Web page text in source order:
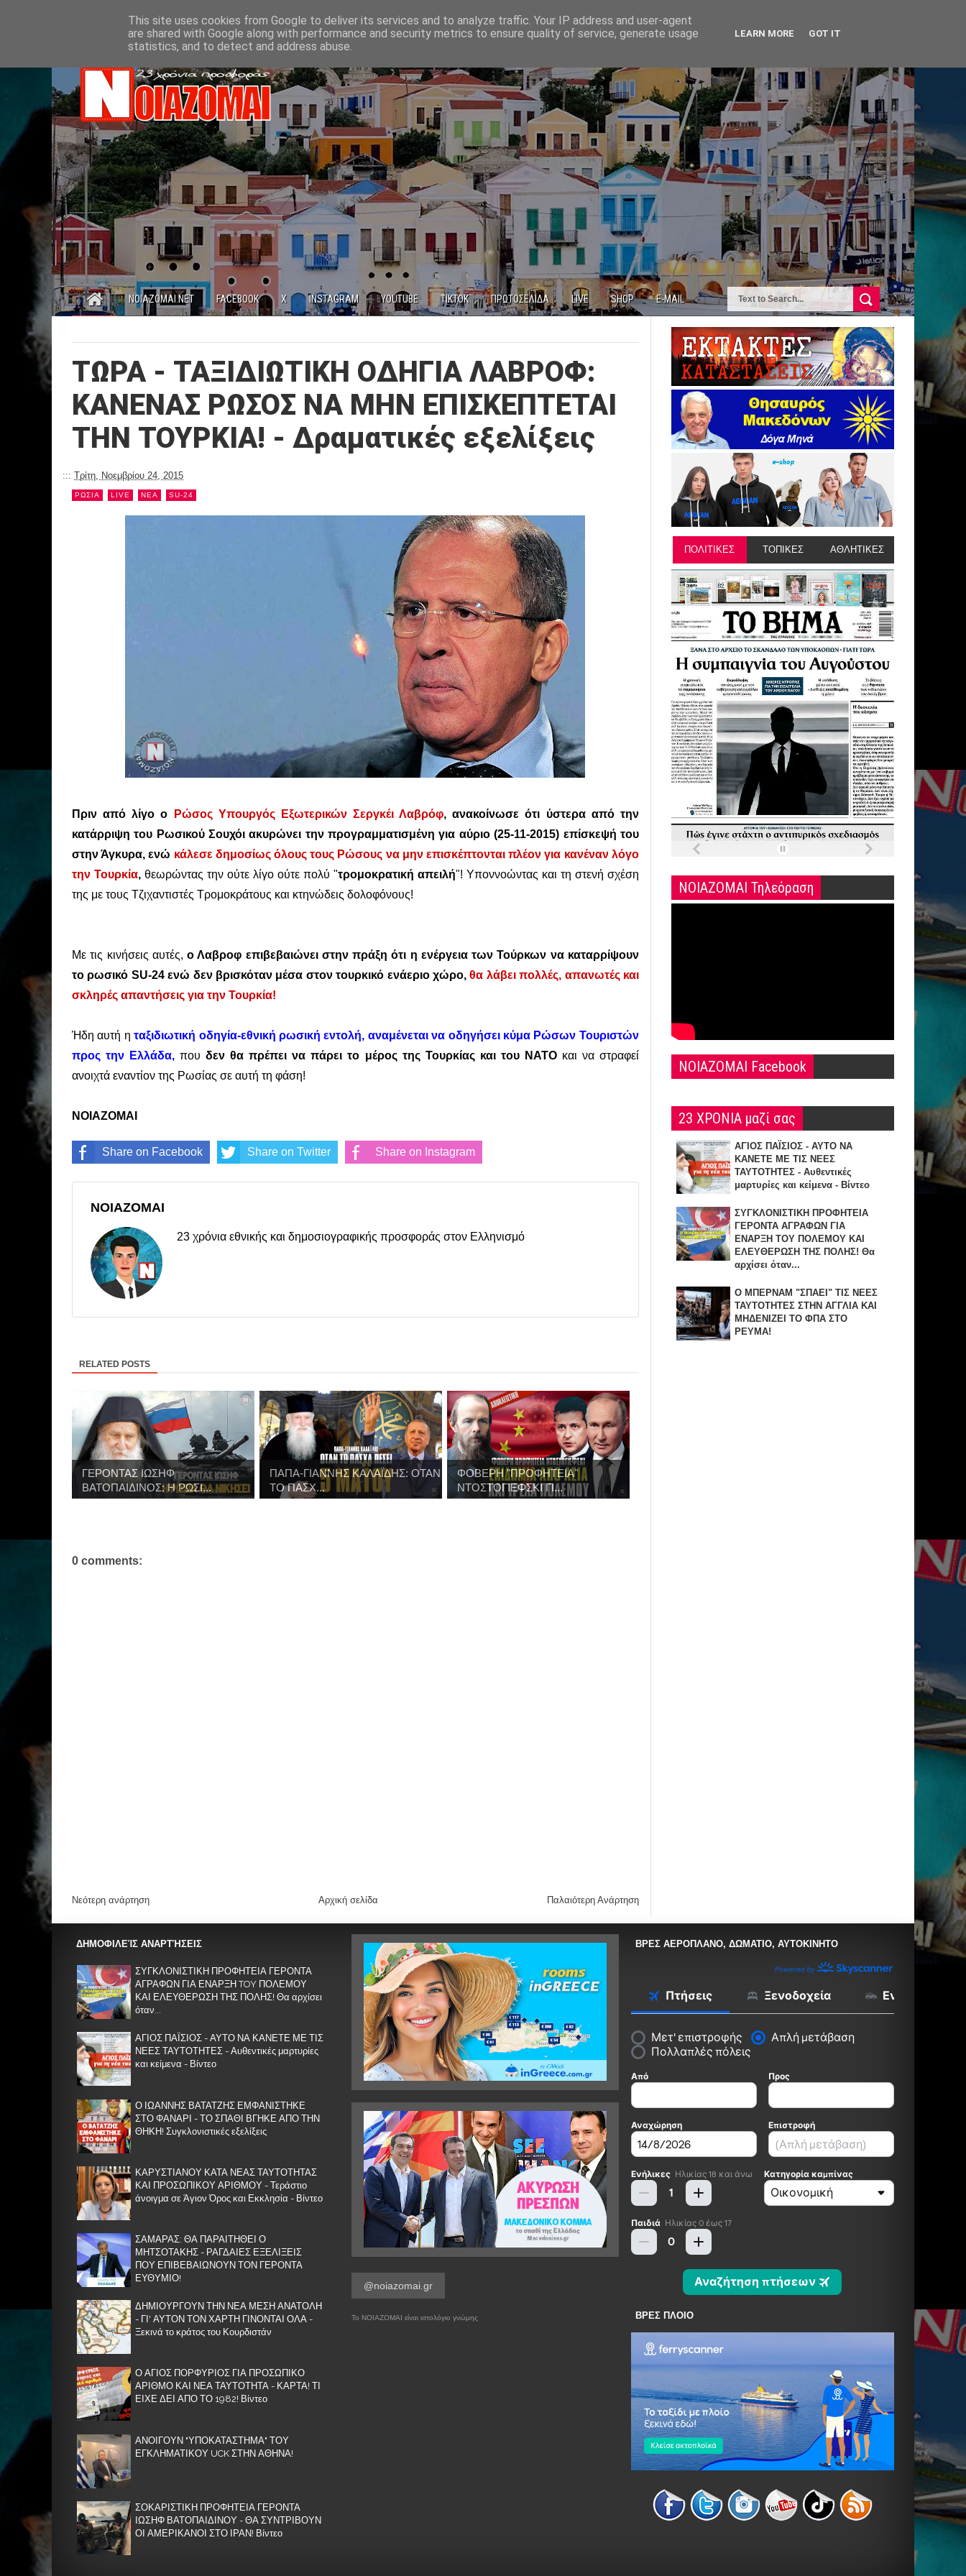
NOIAZOMAI.NET FACEBOOK X INSTAGRAM YOUTUBE TIKTOK ΠΡΩΤΟΣΕΛΙΔΑ LIVE SHOP E-MAIL
ΤΩΡΑ - ΤΑΞΙΔΙΩΤΙΚΗ ΟΔΗΓΙΑ ΛΑΒΡΟΦ:
ΚΑΝΕΝΑΣ ΡΩΣΟΣ ΝΑ ΜΗΝ ΕΠΙΣΚΕΠΤΕΤΑΙ
ΤΗΝ ΤΟΥΡΚΙΑ! - Δραματικές εξελίξεις
::: Τρίτη, Νοεμβρίου 24, 2015
ΡΩΣΙΑ LIVE NEA SU-24
Πριν από λίγο ο Ρώσος Υπουργός Εξωτερικών Σεργκέι Λαβρόφ, ανακοίνωσε ότι ύστερα από την
κατάρριψη του Ρωσικού Σουχόι ακυρώνει την προγραμματισμένη για αύριο (25-11-2015) επίσκεψή του
στην Άγκυρα, ενώ κάλεσε δημοσίως όλους τους Ρώσους να μην επισκέπτονται πλέον για κανέναν λόγο
την Τουρκία, θεωρώντας την ούτε λίγο ούτε πολύ "τρομοκρατική απειλή"! Υποννοώντας και τη στενή σχέση
της με τους Τζιχαντιστές Τρομοκράτους και κτηνώδεις δολοφόνους!
Με τις κινήσεις αυτές,ο Λαβροφ επιβεβαιώνει στην πράξη ότι η ενέργεια των Τούρκων να καταρρίψουν
το ρωσικό SU-24 ενώ δεν βρισκόταν μέσα στον τουρκικό ενάεριο χώρο,θα λάβει πολλές, απανωτές και
σκληρές απαντήσεις για την Τουρκία!
Ήδη αυτή ηταξιδιωτική οδηγία-εθνική ρωσική εντολή, αναμένεται να οδηγήσει κύμα Ρώσων Τουριστών
προς την Ελλάδα,πουδεν θα πρέπει να πάρει το μέρος της Τουρκίας και του ΝΑΤΟκαι να στραφεί
ανοιχτά εναντίον της Ρωσίας σε αυτή τη φάση!
ΝΟΙΑΖΟΜΑΙ
Share on Facebook Share on Twitter Share on Instagram
ΝΟΙΑΖΟΜΑΙ
23 χρόνια εθνικής και δημοσιογραφικής προσφοράς στον Ελληνισμό
RELATED POSTS
ΓΕΡΟΝΤΑΣ ΙΩΣΗΦ
ΒΑΤΟΠΑΙΔΙΝΟΣ: Η ΡΩΣΙ...
ΠΑΠΑ-ΓΙΑΝΝΗΣ ΚΑΛΑΪΔΗΣ: ΟΤΑΝ
ΤΟ ΠΑΣΧ...
ΦΟΒΕΡΗ "ΠΡΟΦΗΤΕΙΑ"
ΝΤΟΣΤΟΓΙΕΦΣΚΙ ΓΙ...
0 comments:
Νεότερη ανάρτηση Παλαιότερη Ανάρτηση
Αρχική σελίδα
ΠΟΛΙΤΙΚΕΣ ΤΟΠΙΚΕΣ ΑΘΛΗΤΙΚΕΣ
ΝΟΙΑΖΟΜΑΙ Τηλεόραση
NOIAZOMAI Facebook
23 ΧΡΟΝΙΑ μαζί σας
ΑΓΙΟΣ ΠΑΪΣΙΟΣ - ΑΥΤΟ ΝΑ
ΚΑΝΕΤΕ ΜΕ ΤΙΣ ΝΕΕΣ
ΤΑΥΤΟΤΗΤΕΣ - Αυθεντικές
μαρτυρίες και κείμενα - Βίντεο
ΣΥΓΚΛΟΝΙΣΤΙΚΗ ΠΡΟΦΗΤΕΙΑ
ΓΕΡΟΝΤΑ ΑΓΡΑΦΩΝ ΓΙΑ
ΕΝΑΡΞΗ TOY ΠΟΛΕΜΟΥ ΚΑΙ
ΕΛΕΥΘΕΡΩΣΗ ΤΗΣ ΠΟΛΗΣ! Θα
αρχίσει όταν...
Ο ΜΠΕΡΝΑΜ "ΣΠΑΕΙ" ΤΙΣ ΝΕΕΣ
ΤΑΥΤΟΤΗΤΕΣ ΣΤΗΝ ΑΓΓΛΙΑ KAI
ΜΗΔΕΝΙZΕΙ ΤΟ ΦΠΑ ΣΤΟ
ΡΕΥΜΑ!
ΔΗΜΟΦΙΛΕΊΣ ΑΝΑΡΤΉΣΕΙΣ
ΣΥΓΚΛΟΝΙΣΤΙΚΗ ΠΡΟΦΗΤΕΙΑ ΓΕΡΟΝΤΑ
ΑΓΡΑΦΩΝ ΓΙΑ ΕΝΑΡΞΗ TOY ΠΟΛΕΜΟΥ
ΚΑΙ ΕΛΕΥΘΕΡΩΣΗ ΤΗΣ ΠΟΛΗΣ! Θα αρχίσει
όταν...
ΑΓΙΟΣ ΠΑΪΣΙΟΣ - ΑΥΤΟ ΝΑ ΚΑΝΕΤΕ ΜΕ ΤΙΣ
ΝΕΕΣ ΤΑΥΤΟΤΗΤΕΣ - Αυθεντικές μαρτυρίες
και κείμενα - Βίντεο
Ο ΙΩΑΝΝΗΣ ΒΑΤΑΤΖΗΣ ΕΜΦΑΝΙΣΤΗΚΕ
ΣΤΟ ΦΑΝΑΡΙ - ΤΟ ΣΠΑΘΙ ΒΓΗΚΕ ΑΠΟ ΤΗΝ
ΘΗΚΗ! Συγκλονιστικές εξελίξεις
ΚΑΡΥΣΤΙΑΝΟΥ ΚΑΤΑ ΝΕΑΣ ΤΑΥΤΟΤΗΤΑΣ
ΚΑΙ ΠΡΟΣΩΠΙΚΟΥ ΑΡΙΘΜΟΥ - Τεράστιο
άνοιγμα σε Άγιον Όρος και Εκκλησία - Βίντεο
ΣΑΜΑΡΑΣ: ΘΑ ΠΑΡΑΙΤΗΘΕΙ Ο
ΜΗΤΣΟΤΑΚΗΣ - ΡΑΓΔΑΙΕΣ ΕΞΕΛΙΞΕΙΣ
ΠΟΥ ΕΠΙΒΕΒΑΙΩΝΟΥΝ ΤΟΝ ΓΕΡΟΝΤΑ
ΕΥΘΥΜΙΟ!
ΔΗΜΙΟΥΡΓΟΥΝ ΤΗΝ ΝΕΑ ΜΕΣΗ ΑΝΑΤΟΛΗ
- ΓΙ' ΑΥΤΟΝ ΤΟΝ ΧΑΡΤΗ ΓΙΝΟΝΤΑΙ ΟΛΑ -
Ξεκινά το κράτος του Κουρδιστάν
Ο ΑΓΙΟΣ ΠΟΡΦΥΡΙΟΣ ΓΙΑ ΠΡΟΣΩΠΙΚΟ
ΑΡΙΘΜΟ ΚΑΙ ΝΕΑ ΤΑΥΤΟΤΗΤΑ - ΚΑΡΤΑ! ΤΙ
ΕΙΧΕ ΔΕΙ ΑΠΟ ΤΟ 1982! Βίντεο
ΑΝΟΙΓΟΥΝ "ΥΠΟΚΑΤΑΣΤΗΜΑ" ΤΟΥ
ΕΓΚΛΗΜΑΤΙΚΟΥ UCK ΣΤΗΝ ΑΘΗΝΑ!
ΣΟΚΑΡΙΣΤΙΚΗ ΠΡΟΦΗΤΕΙΑ ΓΕΡΟΝΤΑ
ΙΩΣΗΦ ΒΑΤΟΠΑΙΔΙΝΟΥ - ΘΑ ΣΥΝΤΡΙΒΟΥΝ
ΟΙ ΑΜΕΡΙΚΑΝΟΙ ΣΤΟ ΙΡΑΝ! Βίντεο
@noiazomai.gr
Το ΝΟΙΑΖΟΜΑΙ είναι ιστολόγιο γνώμης
ΒΡΕΣ ΑΕΡΟΠΛΑΝΟ, ΔΩΜΑΤΙΟ, ΑΥΤΟΚΙΝΗΤΟ
ΒΡΕΣ ΠΛΟΙΟ
This site uses cookies from Google to deliver its services and to analyze traffic. Your IP address and user-agent
are shared with Google along with performance and security metrics to ensure quality of service, generate usage
statistics, and to detect and address abuse.
LEARN MORE GOT IT